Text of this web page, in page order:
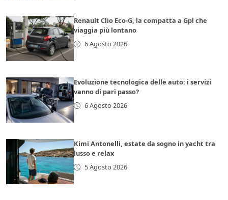
Renault Clio Eco-G, la compatta a Gpl che
viaggia più lontano
6 Agosto 2026
Evoluzione tecnologica delle auto: i servizi
vanno di pari passo?
6 Agosto 2026
Kimi Antonelli, estate da sogno in yacht tra
lusso e relax
5 Agosto 2026